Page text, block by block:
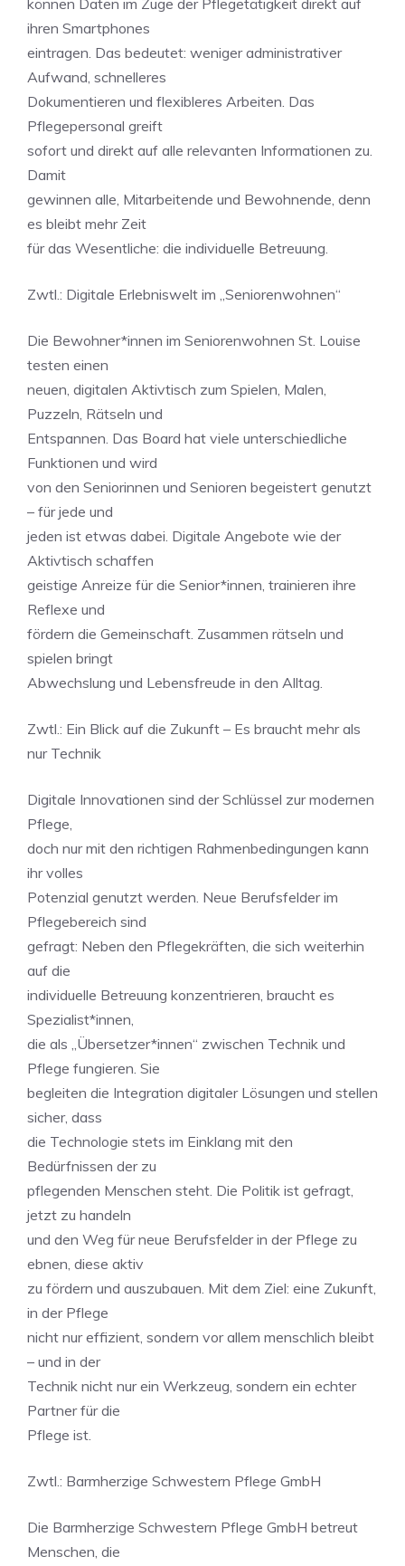
können Daten im Zuge der Pflegetätigkeit direkt auf
ihren Smartphones
eintragen. Das bedeutet: weniger administrativer
Aufwand, schnelleres
Dokumentieren und flexibleres Arbeiten. Das
Pflegepersonal greift
sofort und direkt auf alle relevanten Informationen zu.
Damit
gewinnen alle, Mitarbeitende und Bewohnende, denn
es bleibt mehr Zeit
für das Wesentliche: die individuelle Betreuung.
Zwtl.: Digitale Erlebniswelt im „Seniorenwohnen“
Die Bewohner*innen im Seniorenwohnen St. Louise
testen einen
neuen, digitalen Aktivtisch zum Spielen, Malen,
Puzzeln, Rätseln und
Entspannen. Das Board hat viele unterschiedliche
Funktionen und wird
von den Seniorinnen und Senioren begeistert genutzt
– für jede und
jeden ist etwas dabei. Digitale Angebote wie der
Aktivtisch schaffen
geistige Anreize für die Senior*innen, trainieren ihre
Reflexe und
fördern die Gemeinschaft. Zusammen rätseln und
spielen bringt
Abwechslung und Lebensfreude in den Alltag.
Zwtl.: Ein Blick auf die Zukunft – Es braucht mehr als
nur Technik
Digitale Innovationen sind der Schlüssel zur modernen
Pflege,
doch nur mit den richtigen Rahmenbedingungen kann
ihr volles
Potenzial genutzt werden. Neue Berufsfelder im
Pflegebereich sind
gefragt: Neben den Pflegekräften, die sich weiterhin
auf die
individuelle Betreuung konzentrieren, braucht es
Spezialist*innen,
die als „Übersetzer*innen“ zwischen Technik und
Pflege fungieren. Sie
begleiten die Integration digitaler Lösungen und stellen
sicher, dass
die Technologie stets im Einklang mit den
Bedürfnissen der zu
pflegenden Menschen steht. Die Politik ist gefragt,
jetzt zu handeln
und den Weg für neue Berufsfelder in der Pflege zu
ebnen, diese aktiv
zu fördern und auszubauen. Mit dem Ziel: eine Zukunft,
in der Pflege
nicht nur effizient, sondern vor allem menschlich bleibt
– und in der
Technik nicht nur ein Werkzeug, sondern ein echter
Partner für die
Pflege ist.
Zwtl.: Barmherzige Schwestern Pflege GmbH
Die Barmherzige Schwestern Pflege GmbH betreut
Menschen, die